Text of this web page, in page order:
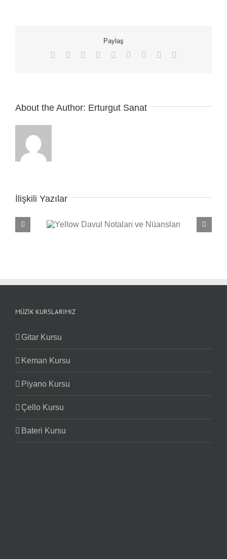
Paylaş
Facebook Reddit LinkedInWhatsApp
TumblrPinterest
About the Author: Erturgut Sanat
İlişkili Yazılar
MÜZIK KURSLARIMIZ
Gitar Kursu
Keman Kursu
Piyano Kursu
Çello Kursu
Bateri Kursu